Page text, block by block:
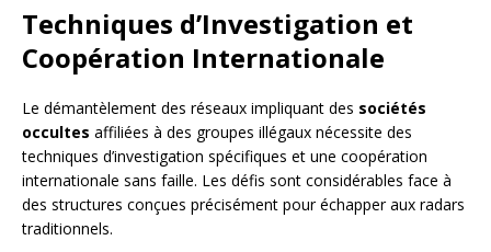
Techniques d’Investigation et
Coopération Internationale
Le démantèlement des réseaux impliquant des sociétés
occultes affiliées à des groupes illégaux nécessite des
techniques d’investigation spécifiques et une coopération
internationale sans faille. Les défis sont considérables face à
des structures conçues précisément pour échapper aux radars
traditionnels.